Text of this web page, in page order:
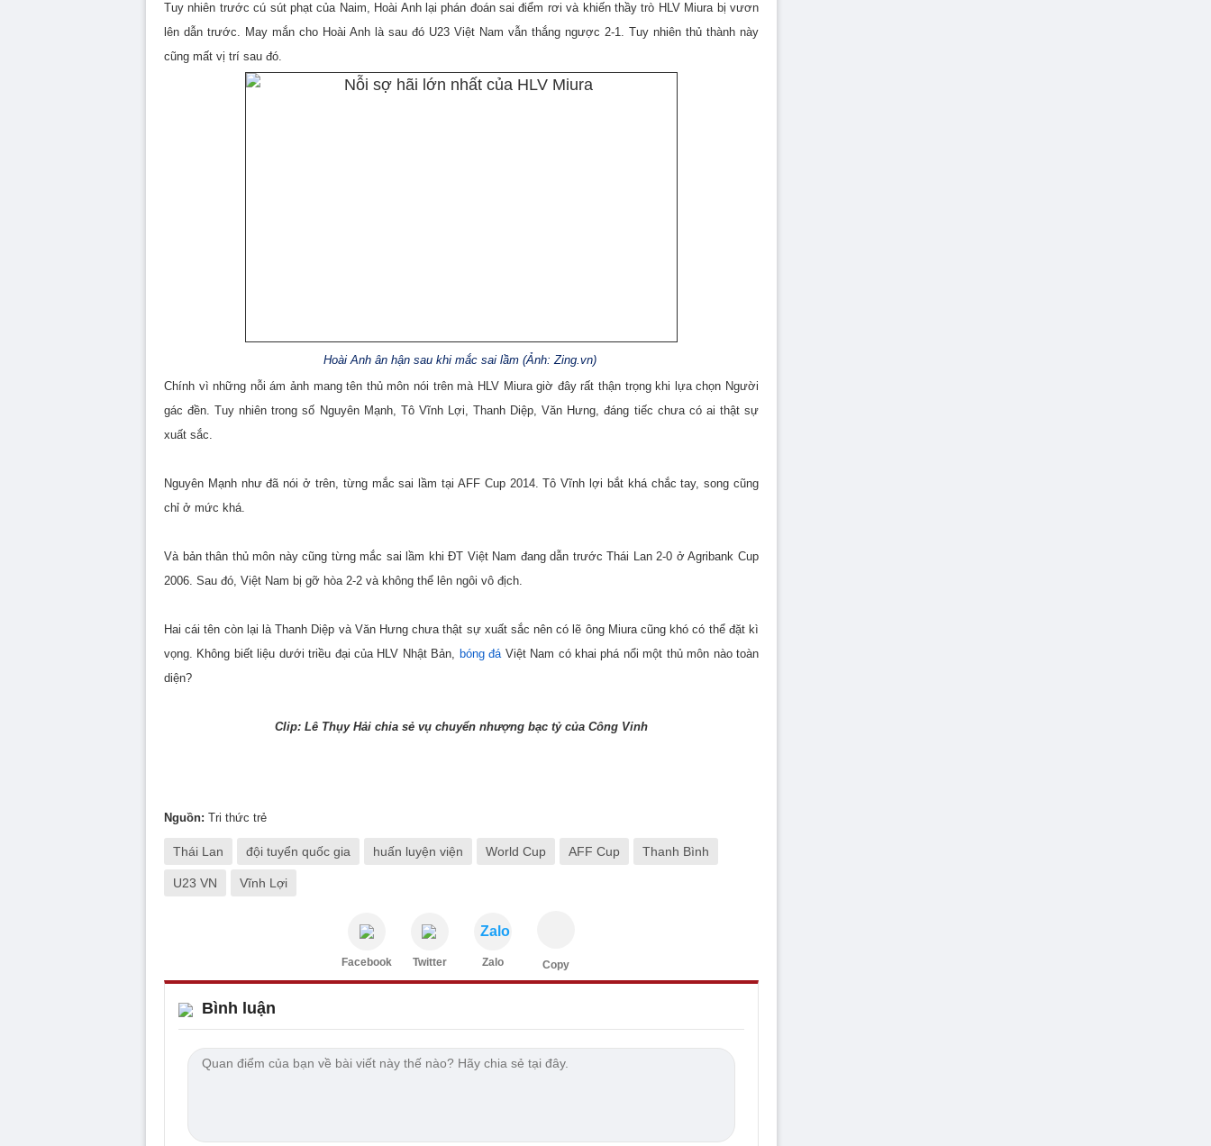
Tuy nhiên trước cú sút phạt của Naim, Hoài Anh lại phán đoán sai điểm rơi và khiến thầy trò HLV Miura bị vươn
lên dẫn trước. May mắn cho Hoài Anh là sau đó U23 Việt Nam vẫn thắng ngược 2-1. Tuy nhiên thủ thành này
cũng mất vị trí sau đó.
Hoài Anh ân hận sau khi mắc sai lầm (Ảnh: Zing.vn)
Chính vì những nỗi ám ảnh mang tên thủ môn nói trên mà HLV Miura giờ đây rất thận trọng khi lựa chọn Người
gác đền. Tuy nhiên trong số Nguyên Mạnh, Tô Vĩnh Lợi, Thanh Diệp, Văn Hưng, đáng tiếc chưa có ai thật sự
xuất sắc.
Nguyên Mạnh như đã nói ở trên, từng mắc sai lầm tại AFF Cup 2014. Tô Vĩnh lợi bắt khá chắc tay, song cũng
chỉ ở mức khá.
Và bản thân thủ môn này cũng từng mắc sai lầm khi ĐT Việt Nam đang dẫn trước Thái Lan 2-0 ở Agribank Cup
2006. Sau đó, Việt Nam bị gỡ hòa 2-2 và không thể lên ngôi vô địch.
Hai cái tên còn lại là Thanh Diệp và Văn Hưng chưa thật sự xuất sắc nên có lẽ ông Miura cũng khó có thể đặt kì
vọng. Không biết liệu dưới triều đại của HLV Nhật Bản, bóng đáViệt Nam có khai phá nổi một thủ môn nào toàn
diện?
Clip: Lê Thụy Hải chia sẻ vụ chuyển nhượng bạc tỷ của Công Vinh
Nguồn: Tri thức trẻ
Thái Lan đội tuyển quốc gia huấn luyện viện World Cup AFF Cup Thanh Bình
U23 VN Vĩnh Lợi
Facebook Twitter
Zalo
Zalo Copy
Bình luận